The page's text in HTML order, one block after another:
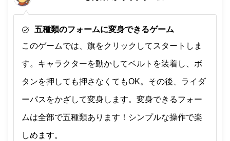
五種類のフォームに変身できるゲーム
このゲームでは、旗をクリックしてスタートしま
す。キャラクターを動かしてベルトを装着し、ボ
タンを押しても押さなくてもOK。その後、ライダ
ーパスをかざして変身します。変身できるフォー
ムは全部で五種類あります！シンプルな操作で楽
しめます。